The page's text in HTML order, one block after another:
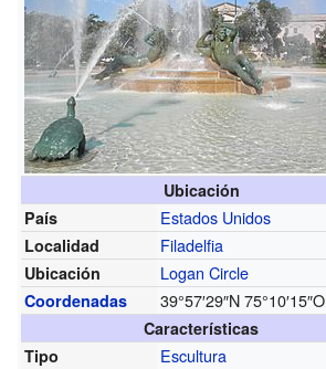
Ubicación
País
Estados Unidos
Localidad Filadelfia
Ubicación Logan Circle
Coordenadas 39°57′29″N75°10′15″O
Características
Tipo
Escultura